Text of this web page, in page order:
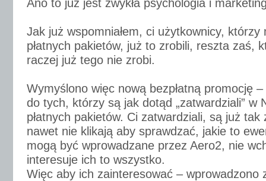
Ano to już jest zwykła psychologia i
Jak już wspomniałem, ci użytkownicy,
płatnych pakietów, już to zrobili, reszta zaś,
raczej już tego nie zrobi.
Wymyślono więc nową bezpłatną promocję –
do tych, którzy są jak dotąd „zatwardziali” w
płatnych pakietów. Ci zatwardziali, są już tak
nawet nie klikają aby sprawdzać, jakie to
mogą być wprowadzane przez Aero2, nie
interesuje ich to wszystko.
Więc aby ich zainteresować – wprowadzono